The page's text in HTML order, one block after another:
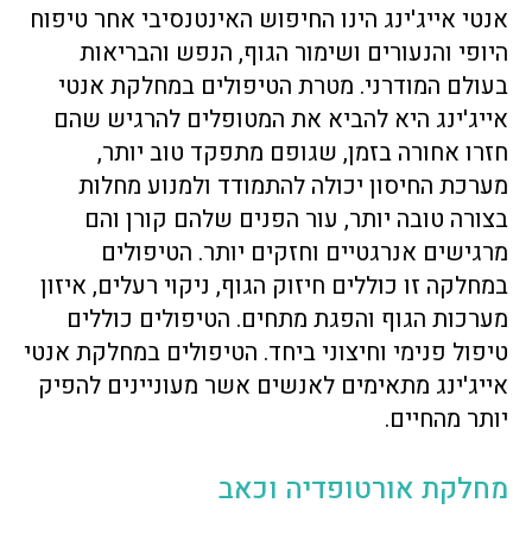
אנטי אייג'ינג הינו החיפוש האינטנסיבי אחר טיפוח
היופי והנעורים ושימור הגוף, הנפש והבריאות
בעולם המודרני. מטרת הטיפולים במחלקת אנטי
אייג'ינג היא להביא את המטופלים להרגיש שהם
חזרו אחורה בזמן, שגופם מתפקד טוב יותר,
מערכת החיסון יכולה להתמודד ולמנוע מחלות
בצורה טובה יותר, עור הפנים שלהם קורן והם
מרגישים אנרגטיים וחזקים יותר. הטיפולים
במחלקה זו כוללים חיזוק הגוף, ניקוי רעלים, איזון
מערכות הגוף והפגת מתחים. הטיפולים כוללים
טיפול פנימי וחיצוני ביחד. הטיפולים במחלקת אנטי
אייג'ינג מתאימים לאנשים אשר מעוניינים להפיק
יותר מהחיים.
מחלקת אורטופדיה וכאב